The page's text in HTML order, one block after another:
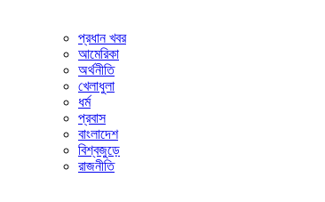
প্রধান খবর
আমেরিকা
অর্থনীতি
খেলাধুলা
ধর্ম
প্রবাস
বাংলাদেশ
বিশ্বজুড়ে
রাজনীতি